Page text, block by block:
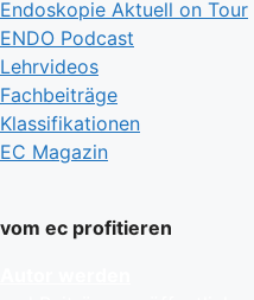
Endoskopie Aktuell on Tour
ENDO Podcast
Lehrvideos
Fachbeiträge
Klassifikationen
EC Magazin
vom ec profitieren